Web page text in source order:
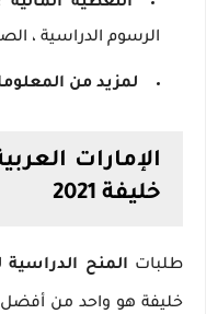
الرسوم الدراسية ،
لمزيد من
الإمارات
خليفة 2021
طلبات المنح الدراسية
خليفة هو واحد من أفضل